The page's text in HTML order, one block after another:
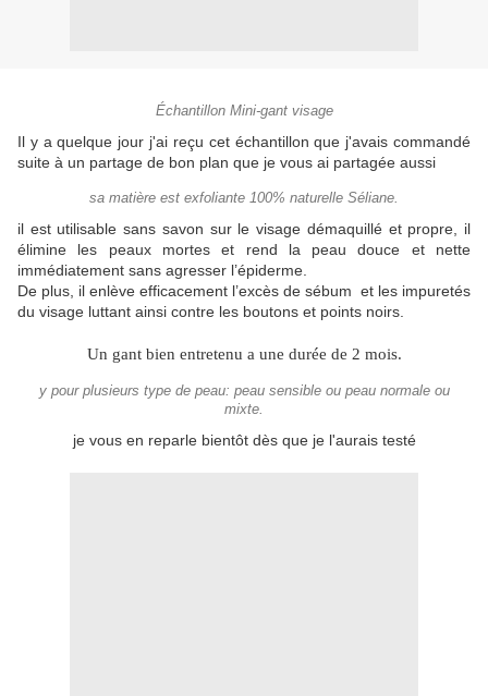
Échantillon Mini-gant visage
Il y a quelque jour j'ai reçu cet échantillon que j'avais commandé
suite à un partage de bon plan que je vous ai partagée aussi
sa matière est exfoliante 100% naturelle Séliane.
il est utilisable sans savon sur le visage démaquillé et propre, il
élimine les peaux mortes et rend la peau douce et nette
immédiatement sans agresser l’épiderme.
De plus, il enlève efficacement l’excès de sébum et les impuretés
du visage luttant ainsi contre les boutons et points noirs.
Un gant bien entretenu a une durée de 2 mois.
y pour plusieurs type de peau: peau sensible ou peau normale ou
mixte.
je vous en reparle bientôt dès que je l'aurais testé